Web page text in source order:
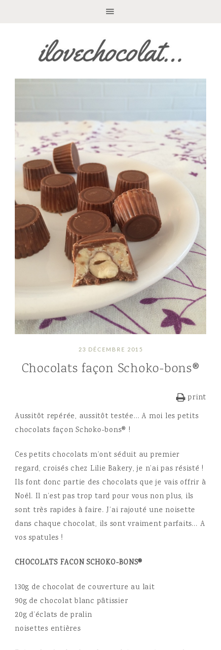
23 DÉCEMBRE 2015
Chocolats façon Schoko-bons®
print
Aussitôt repérée, aussitôt testée… A moi les petits
chocolats façon Schoko-bons® !
Ces petits chocolats m’ont séduit au premier
regard, croisés chez Lilie Bakery, je n’ai pas résisté !
Ils font donc partie des chocolats que je vais offrir à
Noël. Il n’est pas trop tard pour vous non plus, ils
sont très rapides à faire. J’ai rajouté une noisette
dans chaque chocolat, ils sont vraiment parfaits… A
vos spatules !
CHOCOLATS FACON SCHOKO-BONS®
130g de chocolat de couverture au lait
90g de chocolat blanc pâtissier
20g d’éclats de pralin
noisettes entières